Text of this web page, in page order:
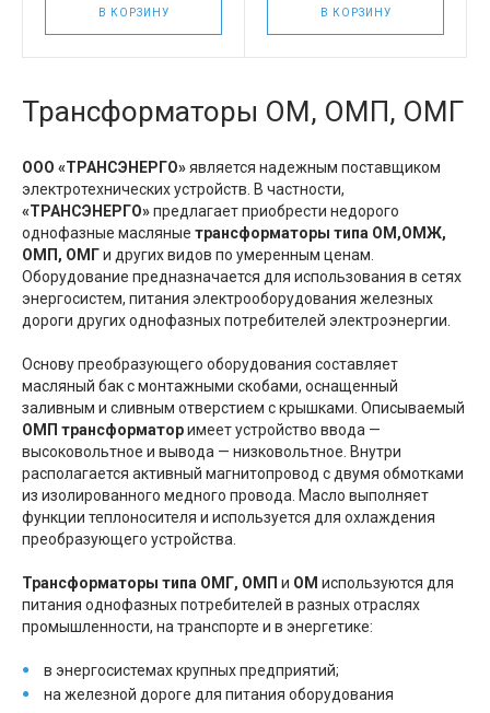
В КОРЗИНУ В КОРЗИНУ
Трансформаторы ОМ, ОМП, ОМГ
ООО «ТРАНСЭНЕРГО»является надежным поставщиком
электротехнических устройств. В частности,
«ТРАНСЭНЕРГО»предлагает приобрести недорого
однофазные масляные трансформаторы типа ОМ,ОМЖ,
ОМП, ОМГи других видов по умеренным ценам.
Оборудование предназначается для использования в сетях
энергосистем, питания электрооборудования железных
дороги других однофазных потребителей электроэнергии.
Основу преобразующего оборудования составляет
масляный бак с монтажными скобами, оснащенный
заливным и сливным отверстием с крышками. Описываемый
ОМП трансформаторимеет устройство ввода —
высоковольтное и вывода — низковольтное. Внутри
располагается активный магнитопровод с двумя обмотками
из изолированного медного провода. Масло выполняет
функции теплоносителя и используется для охлаждения
преобразующего устройства.
Трансформаторы типа ОМГ, ОМП и ОМ используются для
питания однофазных потребителей в разных отраслях
промышленности, на транспорте и в энергетике:
в энергосистемах крупных предприятий;
на железной дороге для питания оборудования